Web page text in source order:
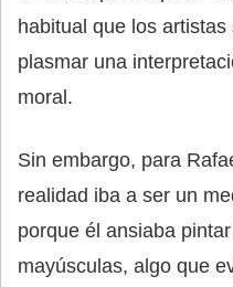
habitual que los
plasmar una
moral.
Sin embargo, para
realidad iba a ser un
porque él ansiaba
mayúsculas, algo que